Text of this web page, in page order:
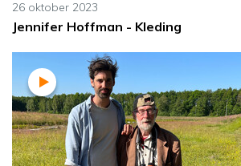
26 oktober 2023
Jennifer Hoffman - Kleding